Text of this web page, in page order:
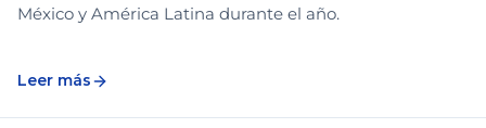
México y América Latina durante el año.
Leer más